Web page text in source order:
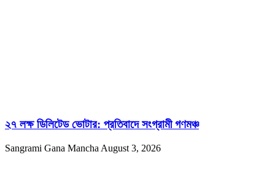
২৭ লক্ষ ডিলিটেড ভোটার: প্রতিবাদে সংগ্রামী গণমঞ্চ
Sangrami Gana Mancha August 3, 2026